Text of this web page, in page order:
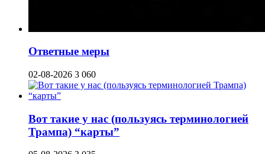
Ответные меры
02-08-2026 3 060
Вот такие у нас (пользуясь терминологией
Трампа) “карты”